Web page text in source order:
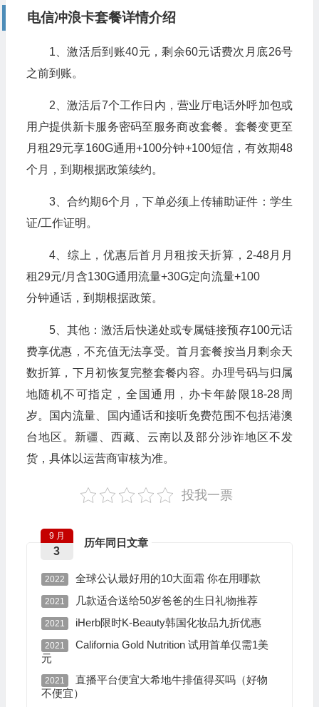
电信冲浪卡套餐详情介绍
1、激活后到账40元，剩余60元话费次月底26号
之前到账。
2、激活后7个工作日内，营业厅电话外呼加包或
用户提供新卡服务密码至服务商改套餐。套餐变更至
月租29元享160G通用+100分钟+100短信，有效期48
个月，到期根据政策续约。
3、合约期6个月，下单必须上传辅助证件：学生
证/工作证明。
4、综上，优惠后首月月租按天折算，2-48月月
租29元/月含130G通用流量+30G定向流量+100
分钟通话，到期根据政策。
5、其他：激活后快递处或专属链接预存100元话
费享优惠，不充值无法享受。首月套餐按当月剩余天
数折算，下月初恢复完整套餐内容。办理号码与归属
地随机不可指定，全国通用，办卡年龄限18-28周
岁。国内流量、国内通话和接听免费范围不包括港澳
台地区。新疆、西藏、云南以及部分涉诈地区不发
货，具体以运营商审核为准。
投我一票
历年同日文章
9 月
3
2022 全球公认最好用的10大面霜 你在用哪款
2021 几款适合送给50岁爸爸的生日礼物推荐
2021 iHerb限时K-Beauty韩国化妆品九折优惠
2021
California Gold Nutrition 试用首单仅需1美
元
2021
直播平台便宜大希地牛排值得买吗（好物
不便宜）